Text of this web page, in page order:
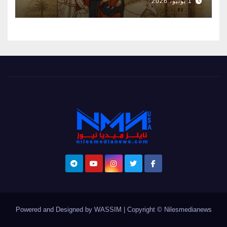
Powered and Designed by WASSIM Copyright © Nilesmedianews